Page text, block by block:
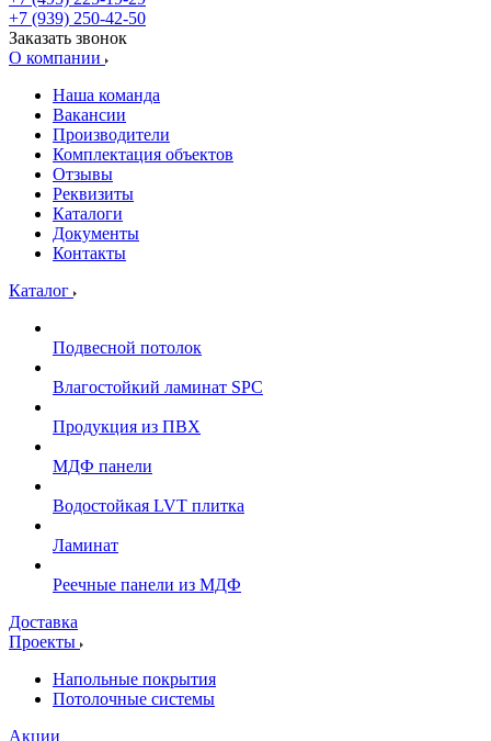
+7 (939) 250-42-50
Заказать звонок
О компании
Наша команда
Вакансии
Производители
Комплектация объектов
Отзывы
Реквизиты
Каталоги
Документы
Контакты
Каталог
Подвесной потолок
Влагостойкий ламинат SPC
Продукция из ПВХ
МДФ панели
Водостойкая LVT плитка
Ламинат
Реечные панели из МДФ
Доставка
Проекты
Напольные покрытия
Потолочные системы
Акции